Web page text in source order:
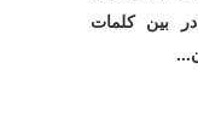
بین کلمات